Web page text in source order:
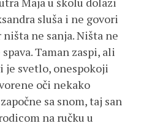
sluša i ne govori
ne sanja. Ništa ne
Taman zaspi, ali
je svetlo, onespokoji
oči nekako
sa snom, taj san
na ručku u